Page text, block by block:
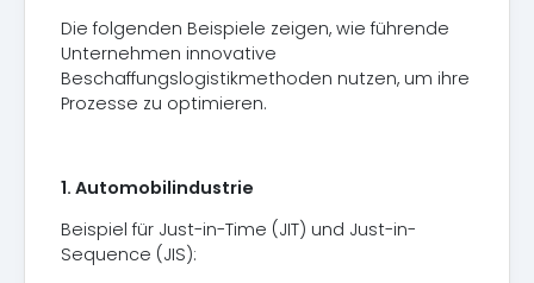
Die folgenden Beispiele zeigen, wie führende
Unternehmen innovative
Beschaffungslogistikmethoden nutzen, um ihre
Prozesse zu optimieren.
1. Automobilindustrie
Beispiel für Just-in-Time (JIT) und Just-in-
Sequence (JIS):